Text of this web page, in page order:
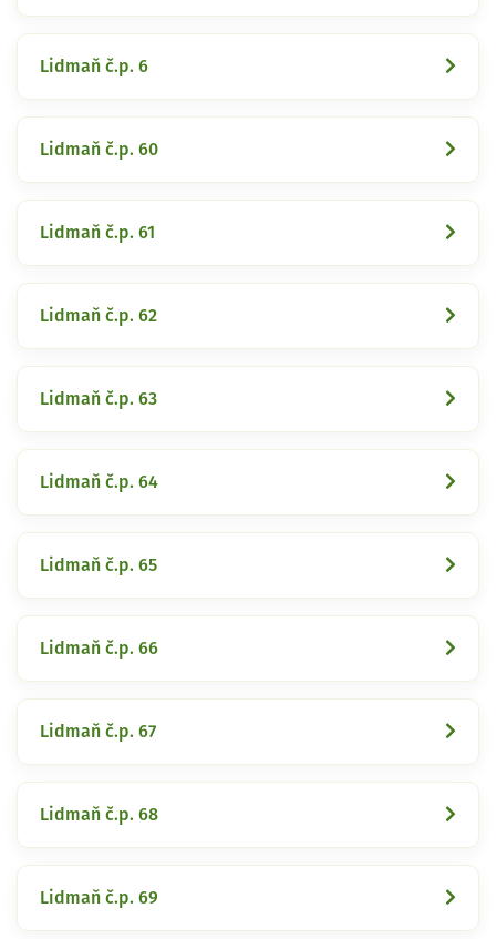
Lidmaň č.p. 6
Lidmaň č.p. 60
Lidmaň č.p. 61
Lidmaň č.p. 62
Lidmaň č.p. 63
Lidmaň č.p. 64
Lidmaň č.p. 65
Lidmaň č.p. 66
Lidmaň č.p. 67
Lidmaň č.p. 68
Lidmaň č.p. 69